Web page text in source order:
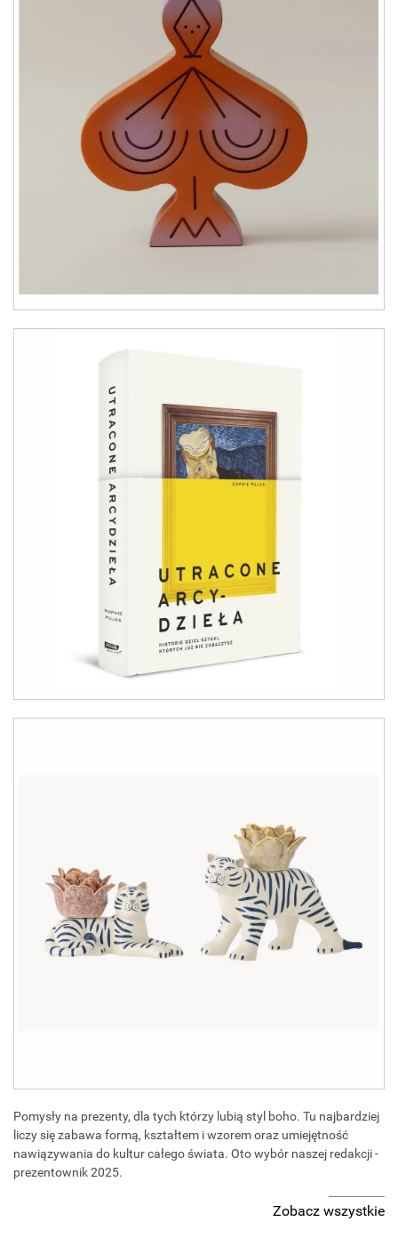
Pomysły na prezenty, dla tych którzy lubią styl boho. Tu najbardziej
liczy się zabawa formą, kształtem i wzorem oraz umiejętność
nawiązywania do kultur całego świata. Oto wybór naszej redakcji -
prezentownik 2025.
Zobacz wszystkie